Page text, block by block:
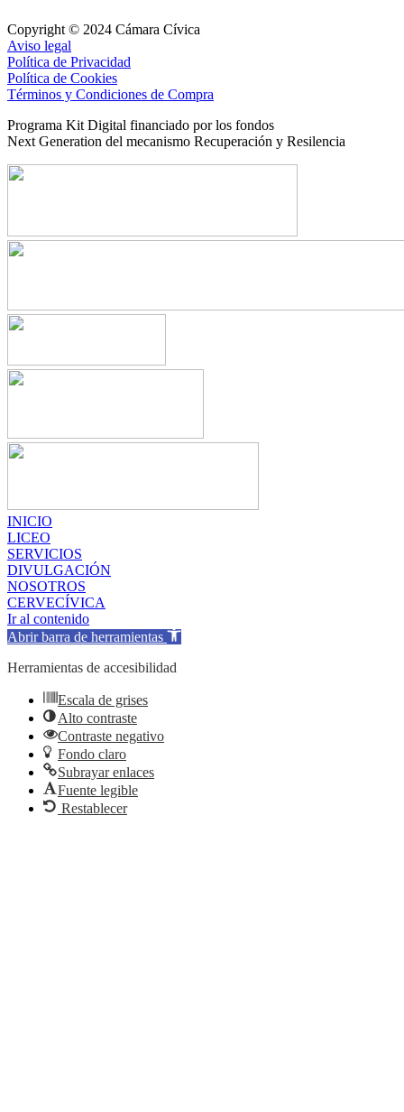
Copyright © 2024 Cámara Cívica
Aviso legal
Política de Privacidad
Política de Cookies
Términos y Condiciones de Compra
Programa Kit Digital financiado por los fondos
Next Generation del mecanismo Recuperación y Resilencia
INICIO
LICEO
SERVICIOS
DIVULGACIÓN
NOSOTROS
CERVECÍVICA
Ir al contenido
Abrir barra de herramientas
Herramientas de accesibilidad
Escala de grises
Alto contraste
Contraste negativo
Fondo claro
Subrayar enlaces
Fuente legible
Restablecer